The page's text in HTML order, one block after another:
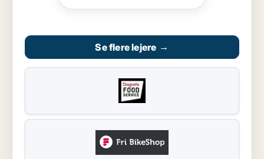
Se flere lejere →